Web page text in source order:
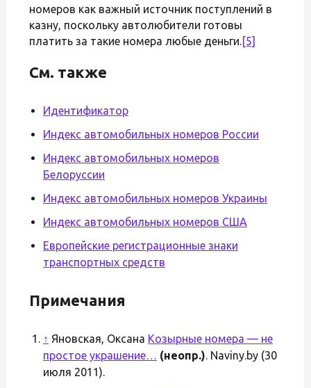
номеров как важный источник поступлений в
казну, поскольку автолюбители готовы
платить за такие номера любые деньги.[5]
См. также
Идентификатор
Индекс автомобильных номеров России
Индекс автомобильных номеров
Белоруссии
Индекс автомобильных номеров Украины
Индекс автомобильных номеров США
Европейские регистрационные знаки
транспортных средств
Примечания
↑ Яновская, Оксана Козырные номера — не
простое украшение… (неопр.). Naviny.by (30
июля 2011).